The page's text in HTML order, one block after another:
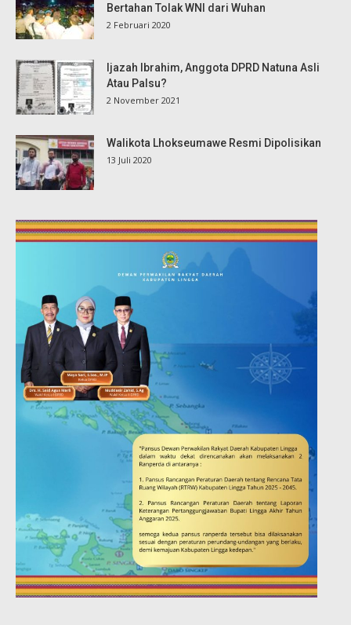
Bertahan Tolak WNI dari Wuhan
2 Februari 2020
Ijazah Ibrahim, Anggota DPRD Natuna Asli
Atau Palsu?
2 November 2021
Walikota Lhokseumawe Resmi Dipolisikan
13 Juli 2020